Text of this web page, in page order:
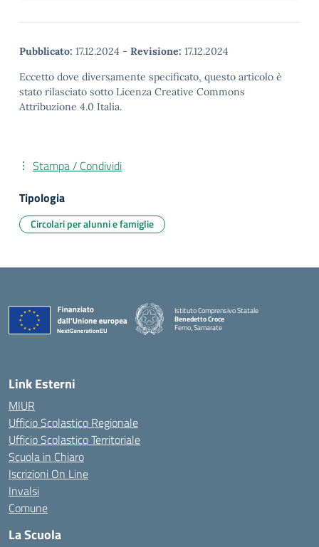
Pubblicato: 17.12.2024 - Revisione: 17.12.2024
Eccetto dove diversamente specificato, questo articolo è
stato rilasciato sotto Licenza Creative Commons
Attribuzione 4.0 Italia.
Stampa / Condividi
Tipologia
Circolari per alunni e famiglie
Istituto Comprensivo Statale
Benedetto Croce
Ferno, Samarate
Link Esterni
MIUR
Ufficio Scolastico Regionale
Ufficio Scolastico Territoriale
Scuola in Chiaro
Iscrizioni On Line
Invalsi
Comune
La Scuola